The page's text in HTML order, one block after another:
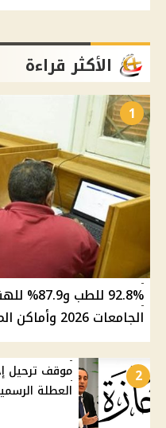
الأكثر قراءة
1
92.8%
الجامعات 2026 وأماكن المرحلة الثانية
2
العطلة